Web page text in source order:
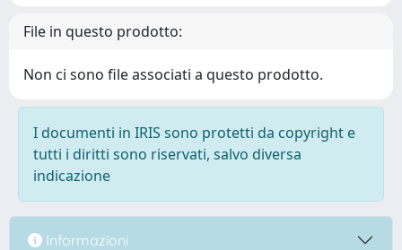
File in questo prodotto:
Non ci sono file associati a questo prodotto.
I documenti in IRIS sono protetti da copyright e
tutti i diritti sono riservati, salvo diversa
indicazione
Informazioni